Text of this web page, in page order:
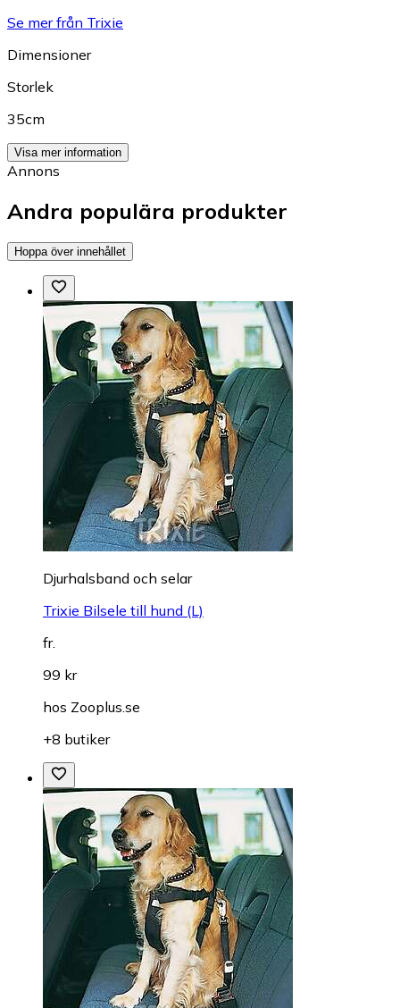
Se mer från Trixie
Dimensioner
Storlek
35cm
Visa mer information
Annons
Andra populära produkter
Hoppa över innehållet
Djurhalsband och selar
Trixie Bilsele till hund (L)
fr.
99 kr
hos Zooplus.se
+8 butiker